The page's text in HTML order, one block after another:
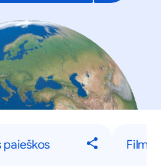
paieškos
Filmai